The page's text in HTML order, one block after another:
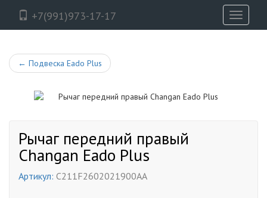
+7(991)973-17-17
Toggle
← Подвеска Eado Plus
Рычаг передний правый
Changan Eado Plus
Артикул: C211F2602021900AA